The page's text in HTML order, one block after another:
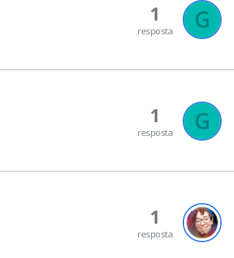
1
resposta
1
resposta
1
resposta